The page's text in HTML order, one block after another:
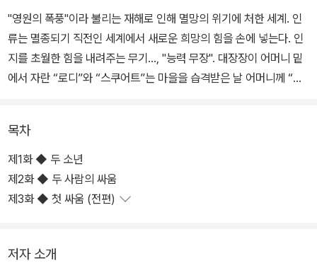
"영원의 폭풍"이라 불리는 재해로 인해 멸망의 위기에 처한 세계. 인
류는 멸종되기 직전인 세계에서 새로운 희망의 힘을 손에 넣는다. 인
지를 초월한 힘을 내려주는 무기…, "능력 무장". 대장장이 어머니 밑
에서 자란 “로디”와 “스쿠어트”는 마을을 습격받은 날 어머니께 “능
목차
제1화 ◆ 두 소년
제2화 ◆ 두 사람의 싸움
제3화 ◆ 첫 싸움 (전편)
저자 소개